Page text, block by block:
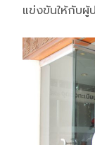
แข่งขันให้กับผู้